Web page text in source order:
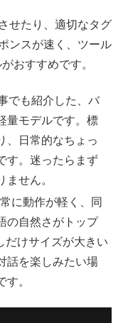
せたり、適切なタグ
ンスが速く、ツール
おすすめです。
でも紹介した、バ
量モデルです。標
、日常的なちょっ
す。迷ったらまず
せん。
に動作が軽く、同
の自然さがトップ
だけサイズが大きい
話を楽しみたい場
。